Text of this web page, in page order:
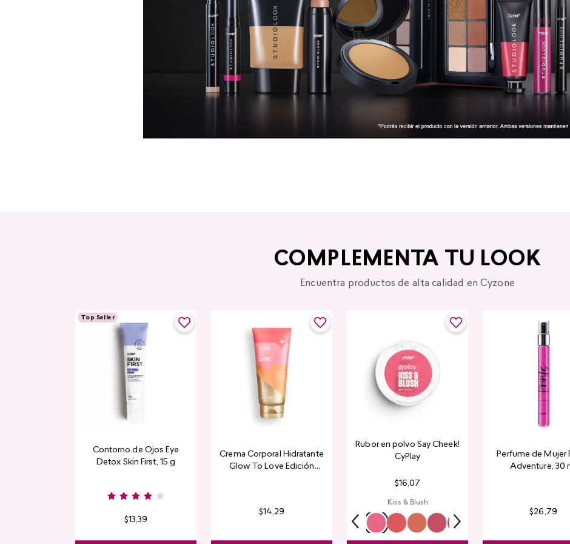
COMPLEMENTA TU LOOK
Encuentra productos de alta calidad en Cyzone
Top Seller
Contorno de Ojos Eye
Detox Skin First, 15 g
$13,39
Crema Corporal Hidratante
Glow To Love Edición
$14,29
Rubor en polvo Say Cheek!
CyPlay
$16,07
Kiss & Blush
Perfume de Mujer
Adventure, 30
$26 ,79